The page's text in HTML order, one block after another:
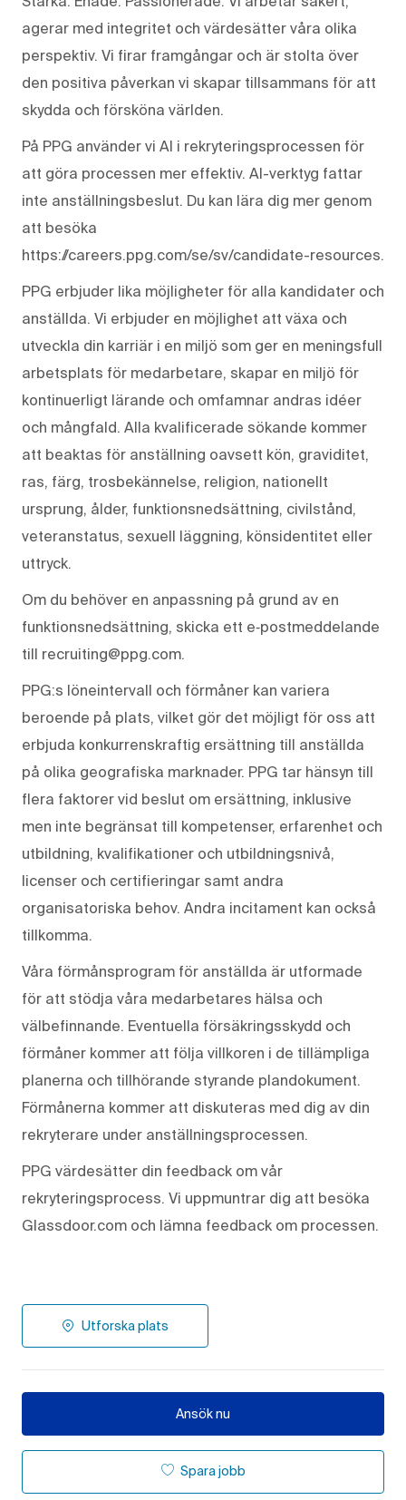
agerar med integritet och värdesätter våra olika
perspektiv. Vi firar framgångar och är stolta över
den positiva påverkan vi skapar tillsammans för att
skydda och försköna världen.
På PPG använder vi AI i rekryteringsprocessen för
att göra processen mer effektiv. AI-verktyg fattar
inte anställningsbeslut. Du kan lära dig mer genom
att besöka
https://careers.ppg.com/se/sv/candidate-resources.
PPG erbjuder lika möjligheter för alla kandidater och
anställda. Vi erbjuder en möjlighet att växa och
utveckla din karriär i en miljö som ger en meningsfull
arbetsplats för medarbetare, skapar en miljö för
kontinuerligt lärande och omfamnar andras idéer
och mångfald. Alla kvalificerade sökande kommer
att beaktas för anställning oavsett kön, graviditet,
ras, färg, trosbekännelse, religion, nationellt
ursprung, ålder, funktionsnedsättning, civilstånd,
veteranstatus, sexuell läggning, könsidentitet eller
uttryck.
Om du behöver en anpassning på grund av en
funktionsnedsättning, skicka ett e‑postmeddelande
till recruiting@ppg.com.
PPG:s löneintervall och förmåner kan variera
beroende på plats, vilket gör det möjligt för oss att
erbjuda konkurrenskraftig ersättning till anställda
på olika geografiska marknader. PPG tar hänsyn till
flera faktorer vid beslut om ersättning, inklusive
men inte begränsat till kompetenser, erfarenhet och
utbildning, kvalifikationer och utbildningsnivå,
licenser och certifieringar samt andra
organisatoriska behov. Andra incitament kan också
tillkomma.
Våra förmånsprogram för anställda är utformade
för att stödja våra medarbetares hälsa och
välbefinnande. Eventuella försäkringsskydd och
förmåner kommer att följa villkoren i de tillämpliga
planerna och tillhörande styrande plandokument.
Förmånerna kommer att diskuteras med dig av din
rekryterare under anställningsprocessen.
PPG värdesätter din feedback om vår
rekryteringsprocess. Vi uppmuntrar dig att besöka
Glassdoor.com och lämna feedback om processen.
Utforska plats
Ansök nu
Spara jobb